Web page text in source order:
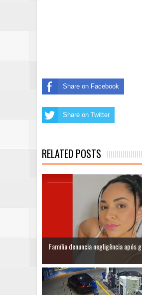
Share on Facebook
Share on Twitter
RELATED POSTS
Família denuncia negligência após g...